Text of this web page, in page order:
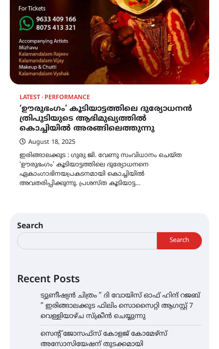
LATEST PERFORMANCE
‘ഊരുഭംഗം’ കൂടിയാട്ടത്തിലെ ദുര്യോധനൻ
ത്രിപുടിയുടെ ആഭിമുഖ്യത്തിൽ
കൊച്ചിയിൽ അരങ്ങിലെത്തുന്നു
August 18, 2025
ഇരിങ്ങാലക്കുട : ഗുരു ജി. വേണു സംവിധാനം ചെയ്ത
‘ഊരുഭംഗം’ കൂടിയാട്ടത്തിലെ ദുര്യോധനനെ
ഏകാംഗാഭിനയപ്രകടനമായി കൊച്ചിയിൽ
അവതരിപ്പിക്കുന്നു. പ്രശസ്ത കൂടിയാട്ട…
Search
Search
Recent Posts
ട്യുണീഷ്യൻ ചിത്രം ” ദി വോയിസ് ഓഫ് ഹിന്ദ് റജബ്
” ഇരിങ്ങാലക്കുട ഫിലിം സൊസൈറ്റി ആഗസ്റ്റ് 7
വെള്ളിയാഴ്ച സ്‌ക്രീൻ ചെയ്യുന്നു
സെന്റ് ജോസഫ്സ് കോളജ് കോമേഴ്‌സ്
അസോസിയേഷന് തുടക്കമായി